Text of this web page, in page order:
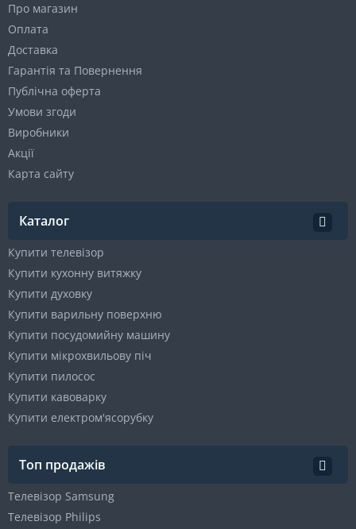
Про магазин
Оплата
Доставка
Гарантія та Повернення
Публічна оферта
Умови згоди
Виробники
Акції
Карта сайту
Каталог
Купити телевізор
Купити кухонну витяжку
Купити духовку
Купити варильну поверхню
Купити посудомийну машину
Купити мікрохвильову піч
Купити пилосос
Купити кавоварку
Купити електром'ясорубку
Топ продажів
Телевізор Samsung
Телевізор Philips